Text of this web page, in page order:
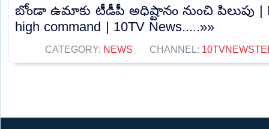
బోండా ఉమాకు టీడీపీ అధిష్టానం నుంచి పిలుపు |
high command | 10TV News.....»»
CATEGORY: NEWS CHANNEL: